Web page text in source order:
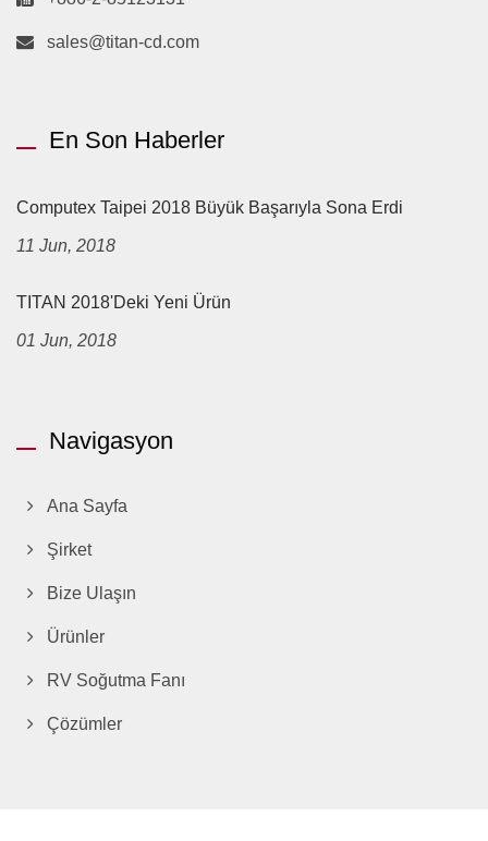
sales@titan-cd.com
En Son Haberler
Computex Taipei 2018 Büyük Başarıyla Sona Erdi
11 Jun, 2018
TITAN 2018'deki Yeni Ürün
01 Jun, 2018
Navigasyon
Ana Sayfa
Şirket
Bize Ulaşın
Ürünler
RV Soğutma Fanı
Çözümler